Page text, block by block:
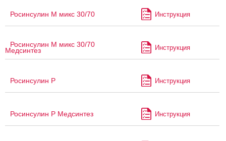
Росинсулин М микс 30/70 Инструкция
Росинсулин М микс 30/70
Медсинтез Инструкция
Росинсулин Р Инструкция
Росинсулин Р Медсинтез Инструкция